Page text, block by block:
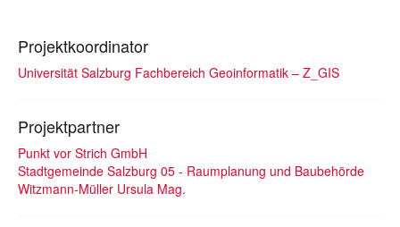
Projektkoordinator
Universität Salzburg Fachbereich Geoinformatik – Z_GIS
Projektpartner
Punkt vor Strich GmbH
Stadtgemeinde Salzburg 05 - Raumplanung und Baubehörde
Witzmann-Müller Ursula Mag.